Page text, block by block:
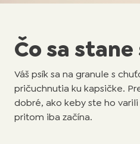
Čo sa
Váš psík sa na granule s
pričuchnutia ku kapsičke.
dobré, ako keby ste ho
pritom iba začína.